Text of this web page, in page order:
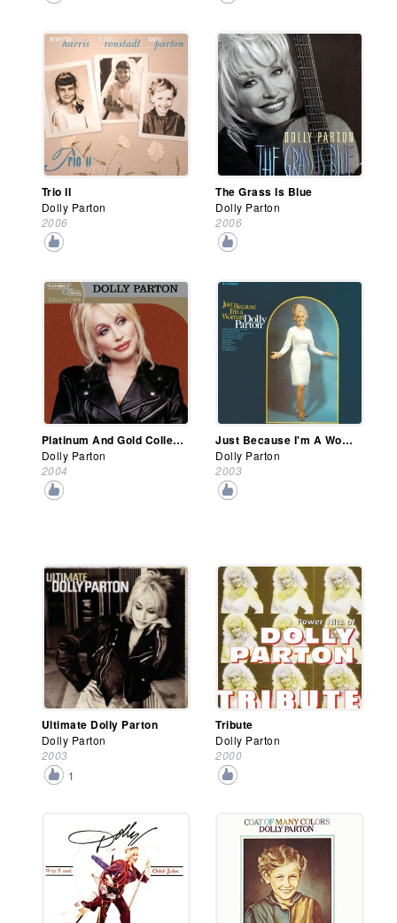
Trio II
Dolly Parton
2006
The Grass Is Blue
Dolly Parton
2006
Platinum And Gold Collection
Dolly Parton
2004
Just Because I'm A Woman
Dolly Parton
2003
Ultimate Dolly Parton
Dolly Parton
2003
1
Tribute
Dolly Parton
2000